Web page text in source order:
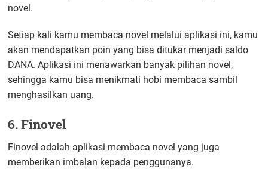
novel.
Setiap kali kamu membaca novel melalui aplikasi ini, kamu
akan mendapatkan poin yang bisa ditukar menjadi saldo
DANA. Aplikasi ini menawarkan banyak pilihan novel,
sehingga kamu bisa menikmati hobi membaca sambil
menghasilkan uang.
6. Finovel
Finovel adalah aplikasi membaca novel yang juga
memberikan imbalan kepada penggunanya.